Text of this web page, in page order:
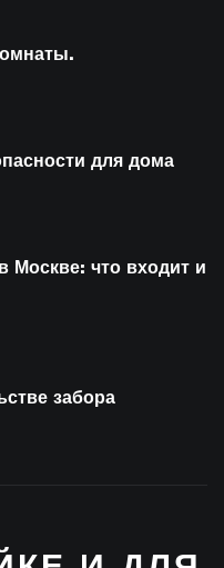
для дома
Москве: что входит и
забора